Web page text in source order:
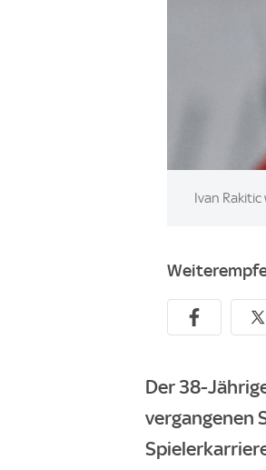
Image:
Ivan
Der 38-
vergangenen